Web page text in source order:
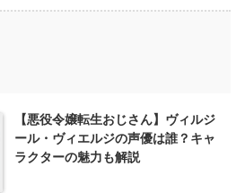
【悪役令嬢転生おじさん】ヴィルジ
ール・ヴィエルジの声優は誰？キャ
ラクターの魅力も解説